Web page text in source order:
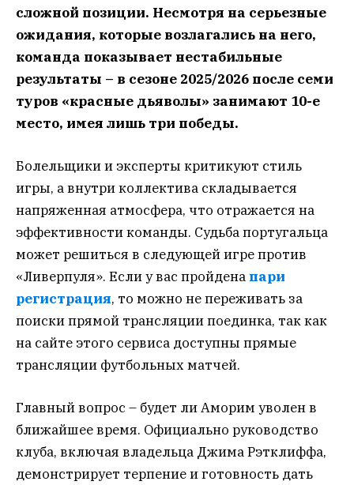
сложной позиции. Несмотря на серьезные
ожидания, которые возлагались на него,
команда показывает нестабильные
результаты – в сезоне 2025/2026 после семи
туров «красные дьяволы» занимают 10-е
место, имея лишь три победы.
Болельщики и эксперты критикуют стиль
игры, а внутри коллектива складывается
напряженная атмосфера, что отражается на
эффективности команды. Судьба португальца
может решиться в следующей игре против
«Ливерпуля». Если у вас пройдена пари
регистрация, то можно не переживать за
поиски прямой трансляции поединка, так как
на сайте этого сервиса доступны прямые
трансляции футбольных матчей.
Главный вопрос – будет ли Аморим уволен в
ближайшее время. Официально руководство
клуба, включая владельца Джима Рэтклиффа,
демонстрирует терпение и готовность дать